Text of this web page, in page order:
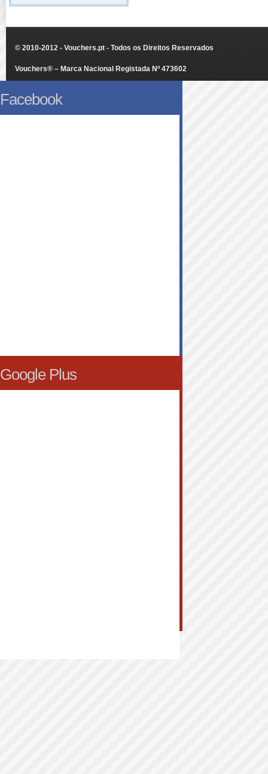
© 2010-2012 - Vouchers.pt - Todos os Direitos Reservados
Vouchers® – Marca Nacional Registada Nº 473602
Facebook
Google Plus